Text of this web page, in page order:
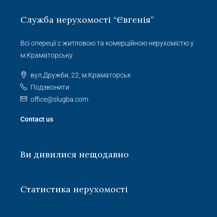
Служба нерухомості “Євгенія”
Всі опереції с житловою та комерційною нерухомістю у
м.Краматорську
вул.Дружби, 22, м.Краматорськ
Подзвонити
office@slugba.com
Contact us
Ви дивилися нещодавно
Статистика нерухомості